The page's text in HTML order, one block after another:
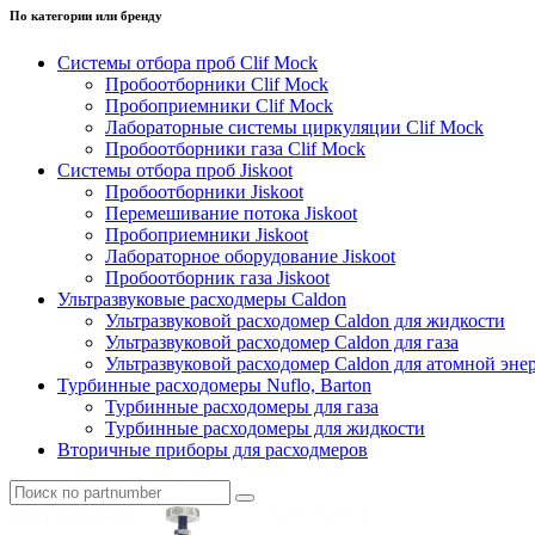
По категории или бренду
Системы отбора проб Clif Mock
Пробоотборники Clif Mock
Пробоприемники Clif Mock
Лабораторные системы циркуляции Clif Mock
Пробоотборники газа Clif Mock
Системы отбора проб Jiskoot
Пробоотборники Jiskoot
Перемешивание потока Jiskoot
Пробоприемники Jiskoot
Лабораторное оборудование Jiskoot
Пробоотборник газа Jiskoot
Ультразвуковые расходмеры Caldon
Ультразвуковой расходомер Caldon для жидкости
Ультразвуковой расходомер Caldon для газа
Ультразвуковой расходомер Caldon для атомной
Турбинные расходомеры Nuflo, Barton
Турбинные расходомеры для газа
Турбинные расходомеры для жидкости
Вторичные приборы для расходмеров